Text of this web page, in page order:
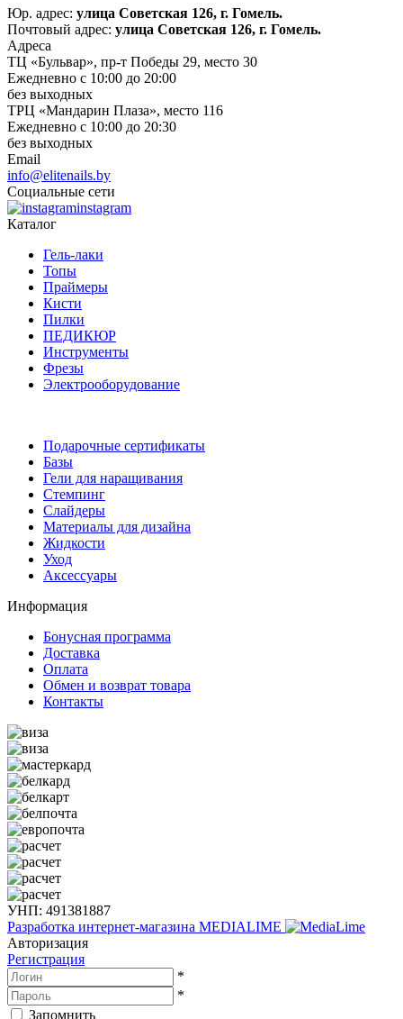
Юр. адрес: улица Советская 126, г. Гомель.
Почтовый адрес: улица Советская 126, г. Гомель.
Адреса
ТЦ «Бульвар», пр-т Победы 29, место 30
Ежедневно с 10:00 до 20:00
без выходных
ТРЦ «Мандарин Плаза», место 116
Ежедневно с 10:00 до 20:30
без выходных
Email
info@elitenails.by
Социальные сети
instagram
Каталог
Гель-лаки
Топы
Праймеры
Кисти
Пилки
ПЕДИКЮР
Инструменты
Фрезы
Электрооборудование
Подарочные сертификаты
Базы
Гели для наращивания
Стемпинг
Слайдеры
Материалы для дизайна
Жидкости
Уход
Аксессуары
Информация
Бонусная программа
Доставка
Оплата
Обмен и возврат товара
Контакты
УНП: 491381887
Разработка интернет-магазина MEDIALIME
Авторизация
Регистрация
*
*
Запомнить